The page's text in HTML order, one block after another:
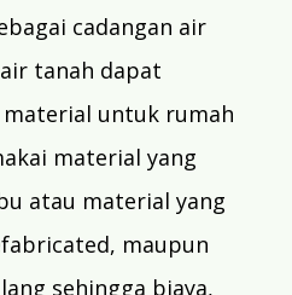
cadangan air
tanah dapat
untuk rumah
material yang
atau material yang
, maupun
sehingga biaya,